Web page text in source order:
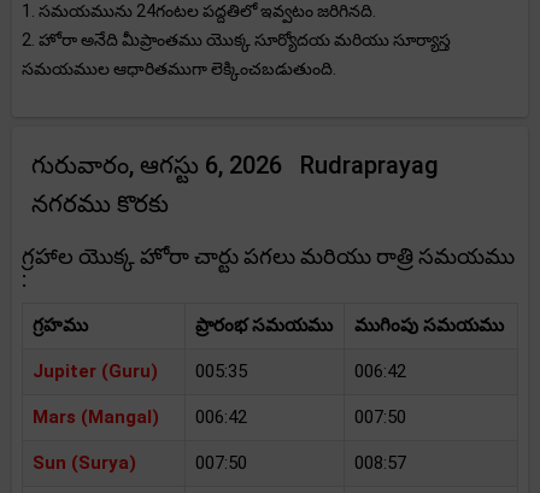
1. సమయమును 24గంటల పద్దతిలో ఇవ్వటం జరిగినది.
2. హోరా అనేది మీప్రాంతము యొక్క సూర్యోదయ మరియు సూర్యాస్త
సమయముల ఆధారితముగా లెక్కించబడుతుంది.
గురువారం, ఆగస్టు 6, 2026 Rudraprayag
నగరము కొరకు
గ్రహాల యొక్క హోరా చార్టు పగలు మరియు రాత్రి సమయము
:
గ్రహము ప్రారంభ సమయము ముగింపు సమయము
Jupiter (Guru) 005:35 006:42
Mars (Mangal) 006:42 007:50
Sun (Surya) 007:50 008:57